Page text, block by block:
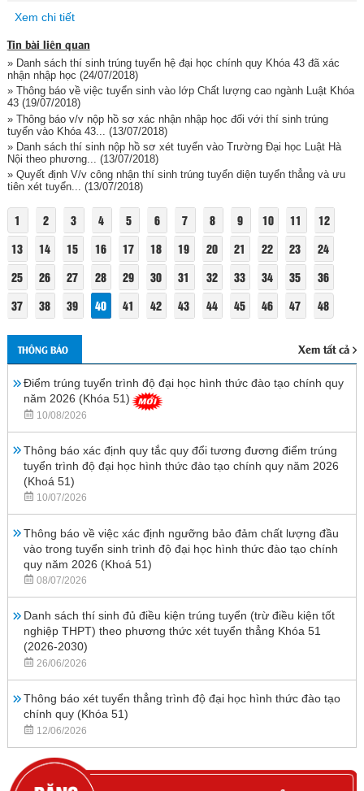
Xem chi tiết
Tin bài liên quan
» Danh sách thí sinh trúng tuyển hệ đại học chính quy Khóa 43 đã xác
nhận nhập học (24/07/2018)
» Thông báo về việc tuyển sinh vào lớp Chất lượng cao ngành Luật Khóa
43(19/07/2018)
» Thông báo v/v nộp hồ sơ xác nhận nhập học đối với thí sinh trúng
tuyển vào Khóa 43...
(13/07/2018)
» Danh sách thí sinh nộp hồ sơ xét tuyển vào Trường Đại học Luật Hà
Nội theo phương... (13/07/2018)
» Quyết định V/v công nhận thí sinh trúng tuyển diện tuyển thẳng và ưu
tiên xét tuyển... (13/07/2018)
1 2 3 4 5 6 7 8 9 10 11
12
13
14 15 16 17 18 19 20 21 22 23
24
25
26 27 28 29 30 31 32 33 34 35
36
37
38 39 40 41 42 43 44 45 46 47 48
THÔNG BÁO Xem tất cả
Điểm trúng tuyển trình độ đại học hình thức đào tạo chính quy
năm 2026 (Khóa 51)
10/08/2026
Thông báo xác định quy tắc quy đổi tương đương điểm trúng
tuyển trình độ đại học hình thức đào tạo chính quy năm 2026
(Khoá 51)
10/07/2026
Thông báo về việc xác định ngưỡng bảo đảm chất lượng đầu
vào trong tuyển sinh trình độ đại học hình thức đào tạo chính
quy năm 2026 (Khoá 51)
08/07/2026
Danh sách thí sinh đủ điều kiện trúng tuyển (trừ điều kiện tốt
nghiệp THPT) theo phương thức xét tuyển thẳng Khóa 51
(2026-2030)
26/06/2026
Thông báo xét tuyển thẳng trình độ đại học hình thức đào tạo
chính quy (Khóa 51)
12/06/2026